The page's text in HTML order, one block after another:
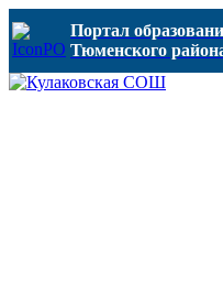
Портал
Тюменского